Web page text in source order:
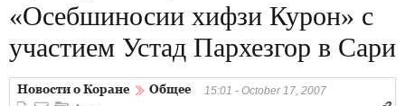
«Осебшиносии хифзи Курон» с
участием Устад Пархезгор в Сари
Новости о Коране Общее 15:01 - October 17, 2007